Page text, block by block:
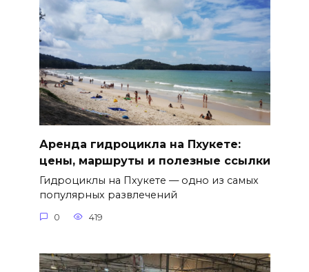
Аренда гидроцикла на Пхукете:
цены, маршруты и полезные ссылки
Гидроциклы на Пхукете — одно из самых
популярных развлечений
0 419